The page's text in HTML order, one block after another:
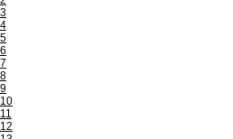
3
4
5
6
7
8
9
10
11
12